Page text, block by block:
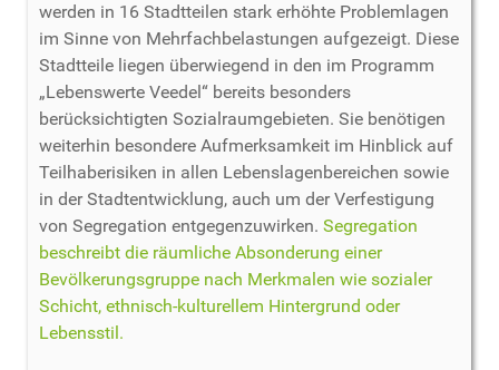
werden in 16 Stadtteilen stark erhöhte Problemlagen
im Sinne von Mehrfachbelastungen aufgezeigt. Diese
Stadtteile liegen überwiegend in den im Programm
„Lebenswerte Veedel“ bereits besonders
berücksichtigten Sozialraumgebieten. Sie benötigen
weiterhin besondere Aufmerksamkeit im Hinblick auf
Teilhaberisiken in allen Lebenslagenbereichen sowie
in der Stadtentwicklung, auch um der Verfestigung
von Segregation entgegenzuwirken. Segregation
beschreibt die räumliche Absonderung einer
Bevölkerungsgruppe nach Merkmalen wie sozialer
Schicht, ethnisch-kulturellem Hintergrund oder
Lebensstil.